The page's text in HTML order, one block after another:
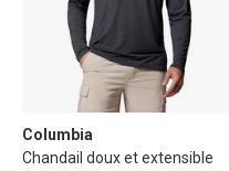
Columbia
Chandail doux et extensible